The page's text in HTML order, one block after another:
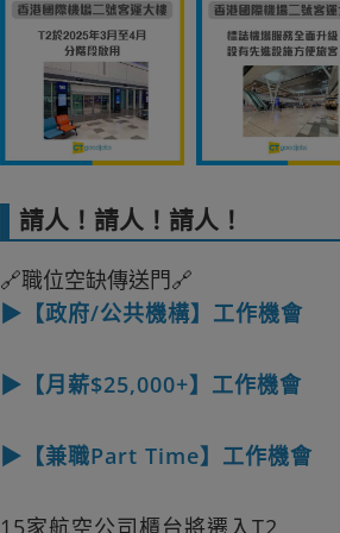
請人！請人！請人！
🔗職位空缺傳送門🔗
▶【政府/公共機構】工作機會
▶【月薪$25,000+】工作機會
▶【兼職Part Time】工作機會
15家航空公司櫃台將遷入T2